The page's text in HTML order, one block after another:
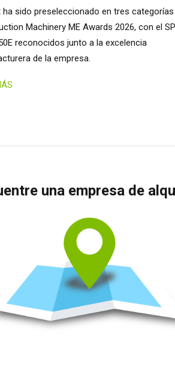
sido preseleccionado en tres
Machinery ME Awards 2026, con el
reconocidos junto a la excelencia
de la empresa.
una empresa de